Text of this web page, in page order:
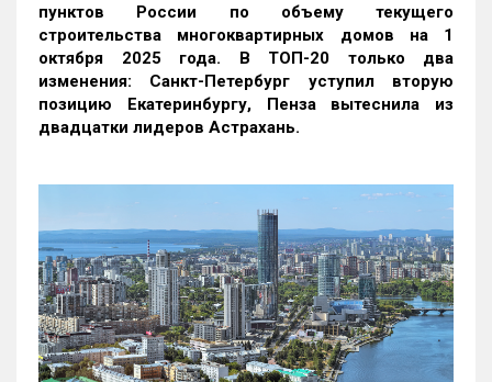
пунктов России по объему текущего
строительства многоквартирных домов на 1
октября 2025 года. В ТОП-20 только два
изменения: Санкт-Петербург уступил вторую
позицию Екатеринбургу, Пенза вытеснила из
двадцатки лидеров Астрахань.